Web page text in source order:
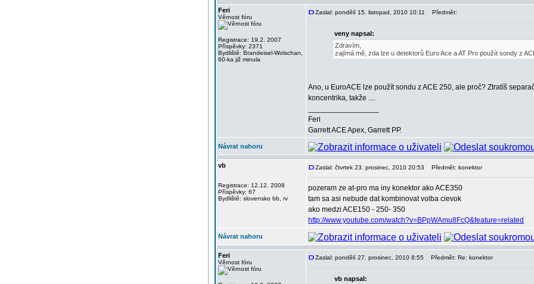
Feri
Věrnost fóru
Registrace: 19.2. 2007
Příspěvky: 2371
Bydliště: Brandeisel-Wolschan,
60-ka již minula
Zaslal: pondělí 15. listopad, 2010 10:11 Předmět:
veny napsal:
Zdravím,
zajímá mě, zda lze u detektorů Euro Ace a AT Pro použít sondy z
Ano, u EuroACE lze použít sondu z ACE 250, ale proč? Ztratíš
koncentrika, takže ....
Feri
Garrett ACE Apex, Garrett PP.
Návrat nahoru
vb
Registrace: 12.12. 2008
Příspěvky: 67
Bydliště: slovensko bb, rv
Zaslal: čtvrtek 23. prosinec, 2010 20:53 Předmět: konektor
pozeram ze at-pro ma iny konektor ako ACE350
tam sa asi nebude dat kombinovat volba cievok
ako medzi ACE150 - 250- 350
http://www.youtube.com/watch?v=BPpWAmu8FcQ&feature=related
Návrat nahoru
Feri
Věrnost fóru
Zaslal: pondělí 27. prosinec, 2010 8:55 Předmět: Re: konektor
vb napsal: